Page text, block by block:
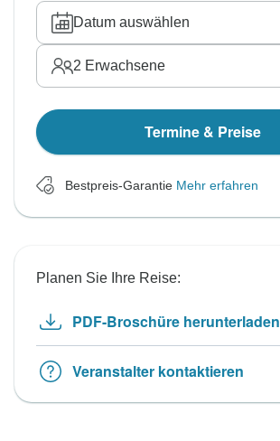
Datum auswählen
2 Erwachsene
Termine & Preise
Bestpreis-Garantie Mehr erfahren
Planen Sie Ihre Reise:
PDF-Broschüre herunterladen
Veranstalter kontaktieren